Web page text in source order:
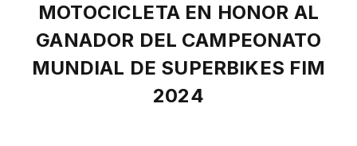
MOTOCICLETA EN HONOR AL
GANADOR DEL CAMPEONATO
MUNDIAL DE SUPERBIKES FIM
2024